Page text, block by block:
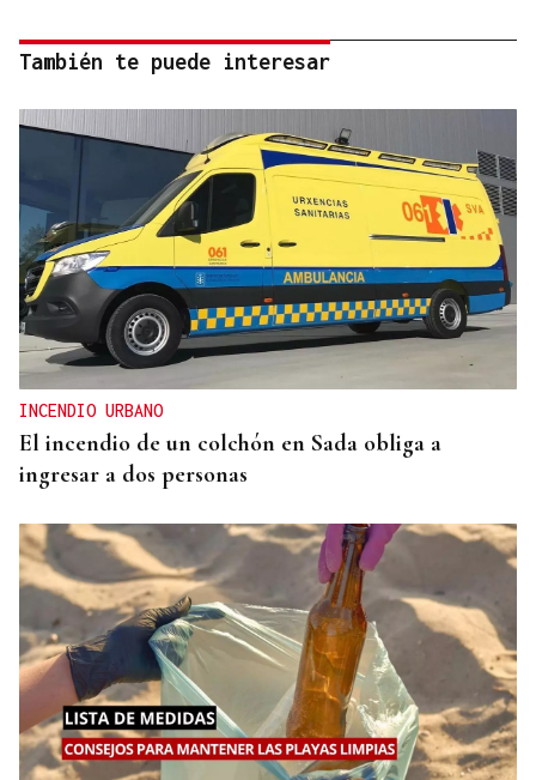
También te puede interesar
INCENDIO URBANO
El incendio de un colchón en Sada obliga a
ingresar a dos personas